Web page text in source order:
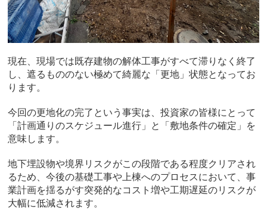
現在、現場では既存建物の解体工事がすべて滞りなく終了
し、遮るもののない極めて綺麗な「更地」状態となってお
ります。
今回の更地化の完了という事実は、投資家の皆様にとって
「計画通りのスケジュール進行」と「敷地条件の確定」を
意味します。
地下埋設物や境界リスクがこの段階である程度クリアされ
るため、今後の基礎工事や上棟へのプロセスにおいて、事
業計画を揺るがす突発的なコスト増や工期遅延のリスクが
大幅に低減されます。